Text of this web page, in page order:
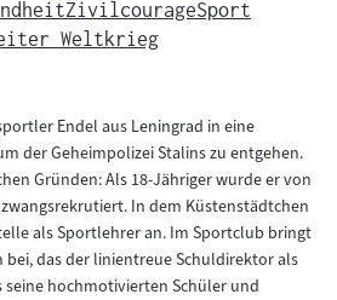
ZivilcourageSport
Weltkrieg
Endel aus Leningrad in eine
der Geheimpolizei Stalins zu entgehen.
Gründen: Als 18-Jähriger wurde er von
In dem Küstenstädtchen
als Sportlehrer an. Im Sportclub bringt
bei, das der linientreue Schuldirektor als
hochmotivierten Schüler und